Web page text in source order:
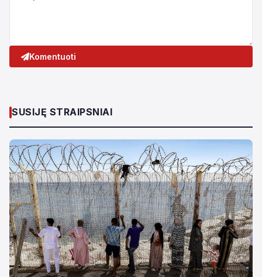
Komentuoti
SUSIJĘ STRAIPSNIAI